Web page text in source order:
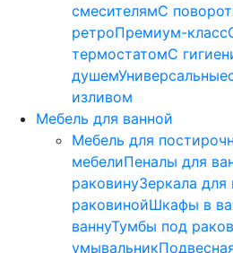
смесителямС
ретроПремиум-класс
термостатомС
душемУниверсальные
изливом
Мебель для ванной
Мебель для
мебелиПеналы для
раковинуЗеркала для
раковинойШкафы в
ваннуТумбы под
умывальник